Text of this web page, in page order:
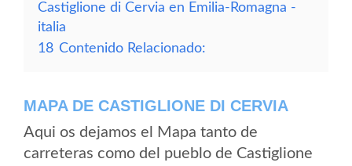
Castiglione di Cervia en Emilia-Romagna -
italia
18 Contenido Relacionado:
MAPA DE CASTIGLIONE DI CERVIA
Aqui os dejamos el Mapa tanto de
carreteras como del pueblo de Castiglione